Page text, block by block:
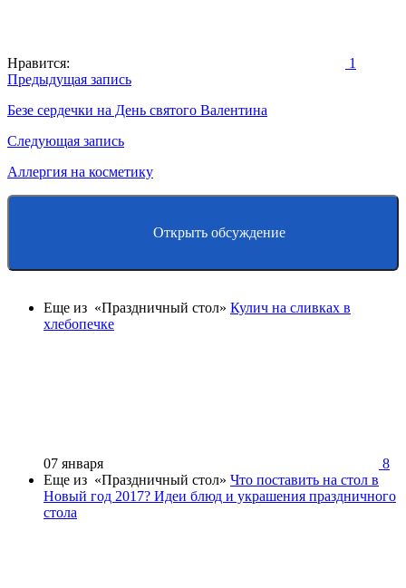
Нравится: 1
Навигация
по
записям
Предыдущая запись
Безе сердечки на День святого Валентина
Следующая запись
Аллергия на косметику
Открыть обсуждение
Еще из «Праздничный стол» Кулич на сливках в
хлебопечке
07 января
8
Еще из «Праздничный стол» Что поставить на стол в
Новый год 2017? Идеи блюд и украшения праздничного
стола